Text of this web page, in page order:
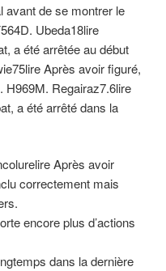
avant de se montrer le
Ubeda18lire
a été arrêtée au début
Après avoir figuré,
H969M. Regairaz7.6lire
a été arrêté dans la
Après avoir
correctement mais
encore plus d’actions
dans la dernière